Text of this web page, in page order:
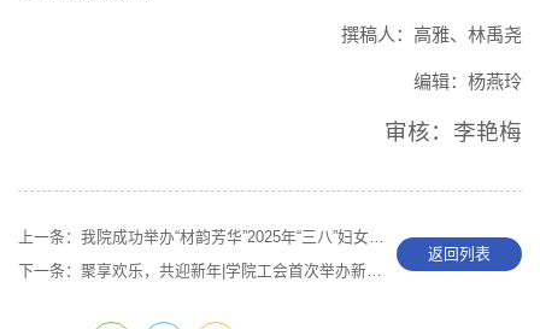
撰稿人：高雅、林禹尧
编辑：杨燕玲
审核：李艳梅
上一条： 我院成功举办“材韵芳华”2025年“三八”妇女节系列活动
下一条： 聚享欢乐，共迎新年|学院工会首次举办新年游园会
返回列表